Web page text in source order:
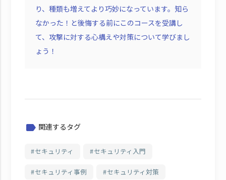
り、種類も増えてより巧妙になっています。知ら
なかった！と後悔する前にこのコースを受講し
て、攻撃に対する心構えや対策について学びまし
ょう！
label 関連するタグ
セキュリティ セキュリティ入門
セキュリティ事例 セキュリティ対策